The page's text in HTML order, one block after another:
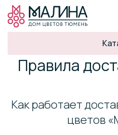
Правила
Как работает
цветов